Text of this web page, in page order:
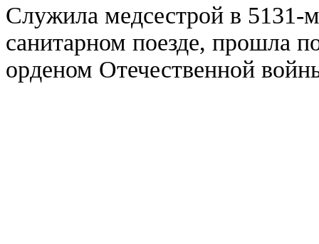
Служила медсестрой в 5131-
санитарном поезде, прошла
орденом Отечественной